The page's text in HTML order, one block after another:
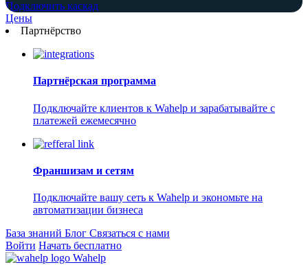
Подключить каскад
Цены
Партнёрство
Партнёрская программа
Подключайте клиентов к Wahelp и зарабатывайте с
платежей ежемесячно
Франшизам и сетям
Подключайте вашу сеть к Wahelp и экономьте на
автоматизации бизнеса
База знаний Блог Связаться с нами
Войти Начать бесплатно
Wahelp